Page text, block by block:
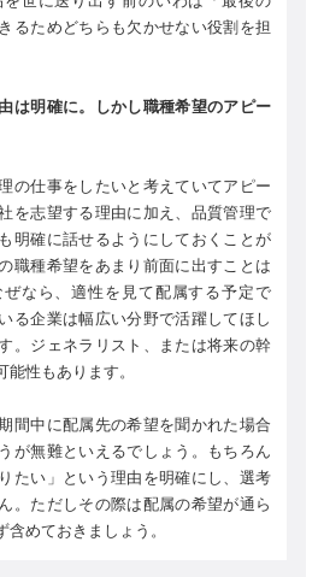
るためどちらも欠かせない役割を担
は明確に。しかし職種希望のアピー
の仕事をしたいと考えていてアピー
を志望する理由に加え、品質管理で
明確に話せるようにしておくことが
職種希望をあまり前面に出すことは
なら、適性を見て配属する予定で
る企業は幅広い分野で活躍してほし
。ジェネラリスト、または将来の幹
性もあります。
間中に配属先の希望を聞かれた場合
が無難といえるでしょう。もちろん
たい」という理由を明確にし、選考
。ただしその際は配属の希望が通ら
めておきましょう。